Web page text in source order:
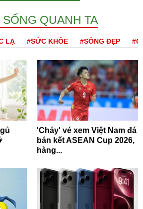
QUANH TA
LẠ #SỨC KHỎE #SỐNG ĐẸP
'Cháy' vé xem Việt Nam đá
bán kết ASEAN Cup 2026,
hàng...